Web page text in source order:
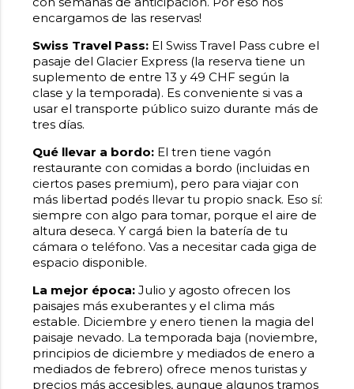
encargamos de las reservas!
Swiss Travel Pass: El Swiss Travel Pass cubre el
pasaje del Glacier Express (la reserva tiene un
suplemento de entre 13 y 49 CHF según la
clase y la temporada). Es conveniente si vas a
usar el transporte público suizo durante más de
tres días.
Qué llevar a bordo: El tren tiene vagón
restaurante con comidas a bordo (incluidas en
ciertos pases premium), pero para viajar con
más libertad podés llevar tu propio snack. Eso sí:
siempre con algo para tomar, porque el aire de
altura deseca. Y cargá bien la batería de tu
cámara o teléfono. Vas a necesitar cada giga de
espacio disponible.
La mejor época: Julio y agosto ofrecen los
paisajes más exuberantes y el clima más
estable. Diciembre y enero tienen la magia del
paisaje nevado. La temporada baja (noviembre,
principios de diciembre y mediados de enero a
mediados de febrero) ofrece menos turistas y
precios más accesibles, aunque algunos tramos